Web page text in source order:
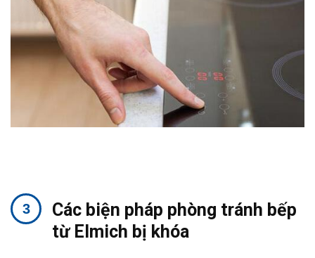
Các biện pháp phòng tránh bếp
từ Elmich bị khóa